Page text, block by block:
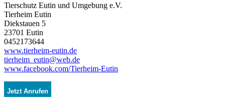
Tierschutz Eutin und Umgebung e.V.
Tierheim Eutin
Diekstauen 5
23701 Eutin
0452173644
www.tierheim-eutin.de
tierheim_eutin@web.de
www.facebook.com/Tierheim-Eutin
Jetzt Anrufen